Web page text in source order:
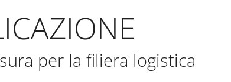
per la filiera logistica